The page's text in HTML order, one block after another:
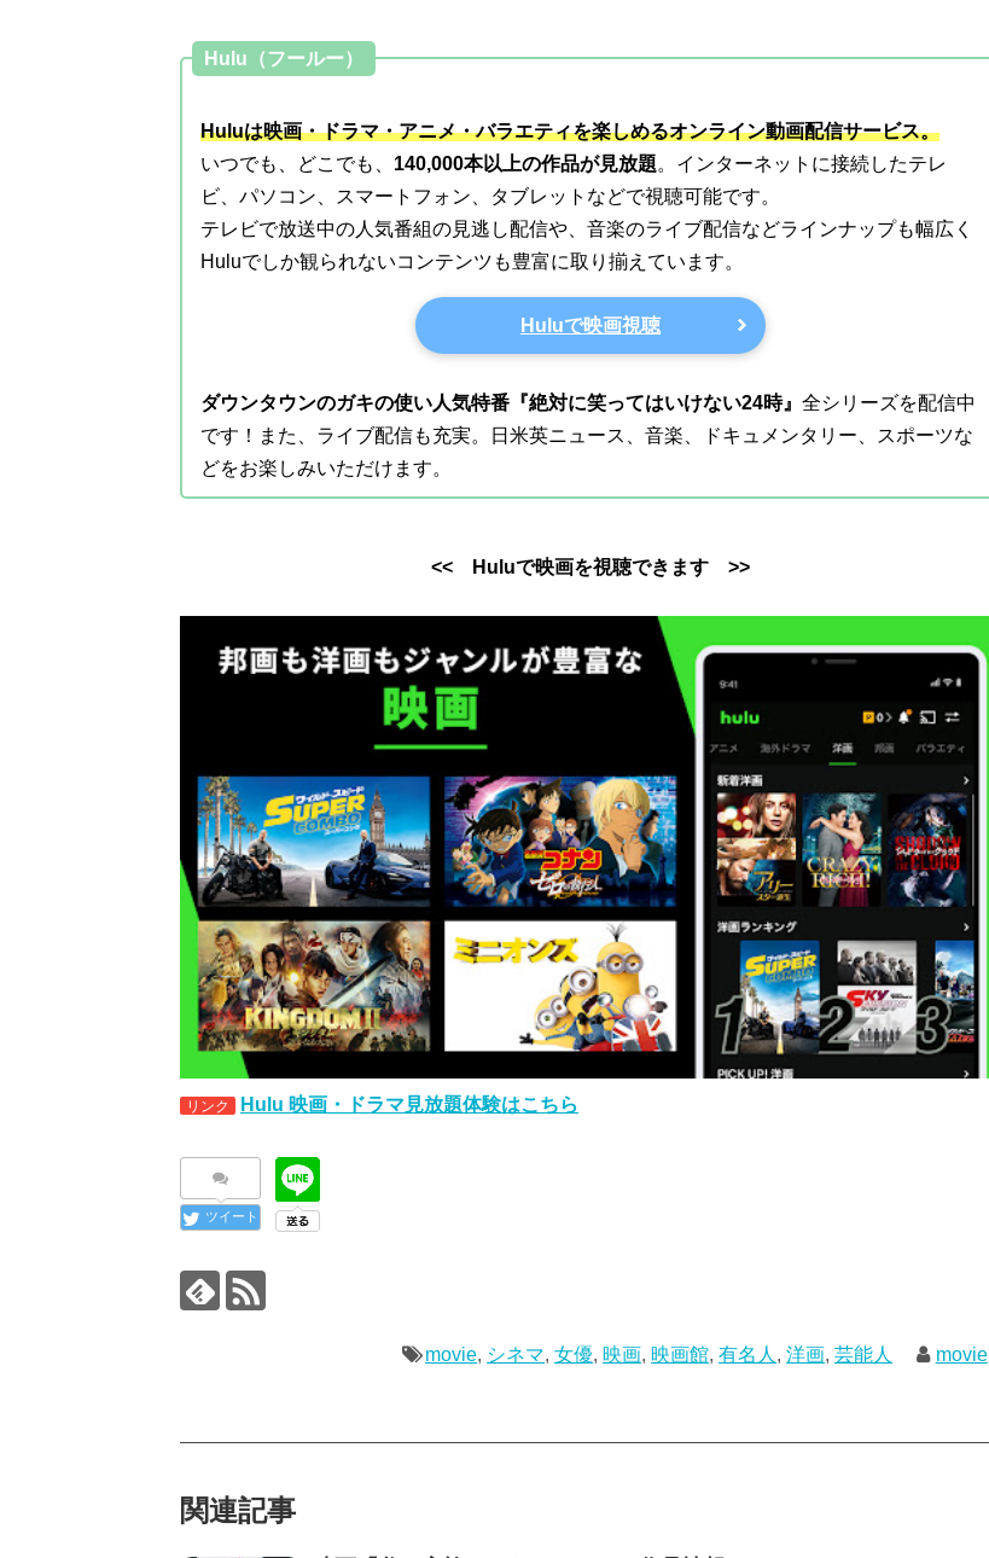
Hulu（フールー）
Huluは映画・ドラマ・アニメ・バラエティを楽しめるオンライン動画配信サービス。
いつでも、どこでも、 140,000本以上の作品が見放題。インターネットに接続したテレ
ビ、パソコン、スマートフォン、タブレットなどで視聴可能です。
テレビで放送中の人気番組の見逃し配信や、音楽のライブ配信などラインナップも幅広く
Huluでしか観られないコンテンツも豊富に取り揃えています。
Huluで映画視聴
ダウンタウンのガキの使い人気特番『絶対に笑ってはいけない24時』 全シリーズを配信中
です！また、ライブ配信も充実。日米英ニュース、音楽、ドキュメンタリー、スポーツな
どをお楽しみいただけます。
<< Huluで映画を視聴できます >>
リンク Hulu 映画・ドラマ見放題体験はこちら
ツイート
movie, シネマ,女優, 映画, 映画館,有名人 ,洋画,芸能人 movie
関連記事